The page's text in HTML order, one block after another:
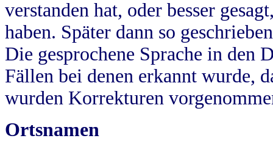
verstanden hat, oder besser
haben. Später dann so
Die gesprochene Sprache in
Fällen bei denen erkannt wurde,
wurden Korrekturen
Ortsnamen